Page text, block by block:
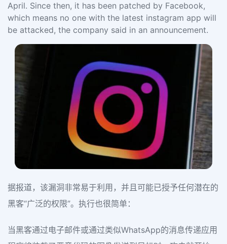
April. Since then, it has been patched by Facebook,
which means no one with the latest instagram app will
be attacked, the company said in an announcement.
据报道，该漏洞非常易于利用，并且可能已授予任何潜在的
黑客“广泛的权限”。执行也很简单：
当黑客通过电子邮件或通过类似WhatsApp的消息传递应用